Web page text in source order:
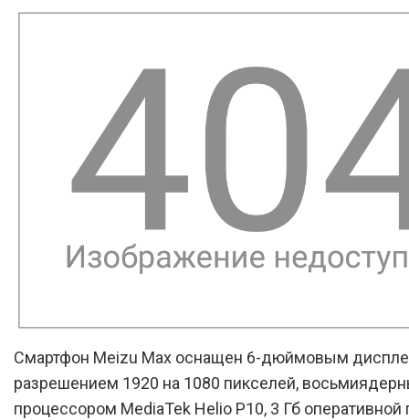
Смартфон Meizu Max оснащен 6-дюймовым
разрешением 1920 на 1080 пикселей,
процессором MediaTek Helio P10, 3 Гб оперативной